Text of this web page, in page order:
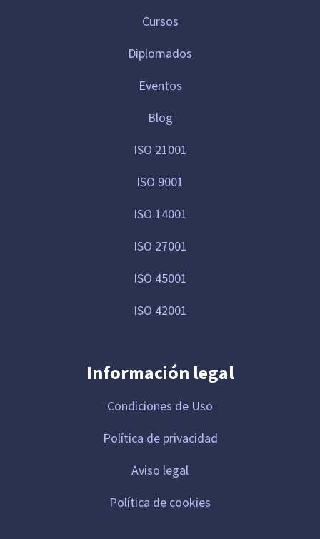
Cursos
Diplomados
Eventos
Blog
ISO 21001
ISO 9001
ISO 14001
ISO 27001
ISO 45001
ISO 42001
Información legal
Condiciones de Uso
Política de privacidad
Aviso legal
Política de cookies